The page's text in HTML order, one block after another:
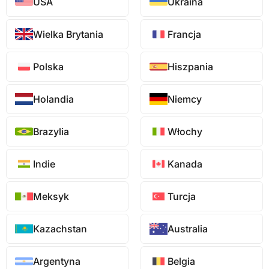
Wielka Brytania Francja
Polska Hiszpania
Holandia Niemcy
Brazylia Włochy
Indie Kanada
Meksyk Turcja
Kazachstan Australia
Argentyna Belgia